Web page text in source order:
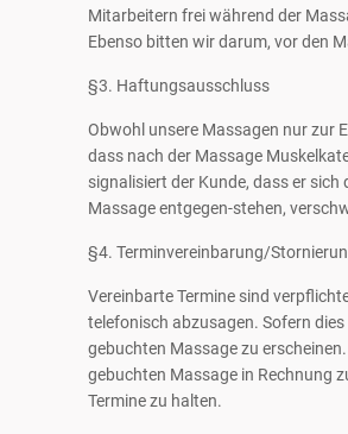
Mitarbeitern frei während der
Ebenso bitten wir darum, vor den
§3. Haftungsausschluss
Obwohl unsere Massagen nur zur
dass nach der Massage
signalisiert der Kunde, dass er
Massage entgegen-stehen,
§4. Terminvereinbarung/
Vereinbarte Termine sind
telefonisch abzusagen. Sofern
gebuchten Massage zu
gebuchten Massage in Rechnung
Termine zu halten.